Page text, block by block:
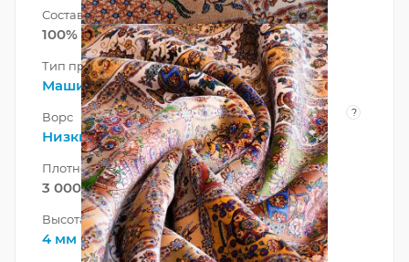
Состав ворса
100% Модал-Шелк
Тип производства
Машинный
Ворс ?
Низкий
Плотность
3 000 000 точек/м²
Высота ворса
4 мм